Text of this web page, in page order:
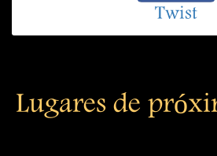
Twist
Lugares de